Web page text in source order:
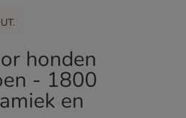
honden
- 1800
en